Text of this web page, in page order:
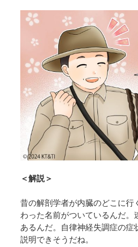
＜解説＞
昔の解剖学者が内臓のどこに行
わった名前がついているんだ。
あるんだ。自律神経失調症の
説明できそうだね。